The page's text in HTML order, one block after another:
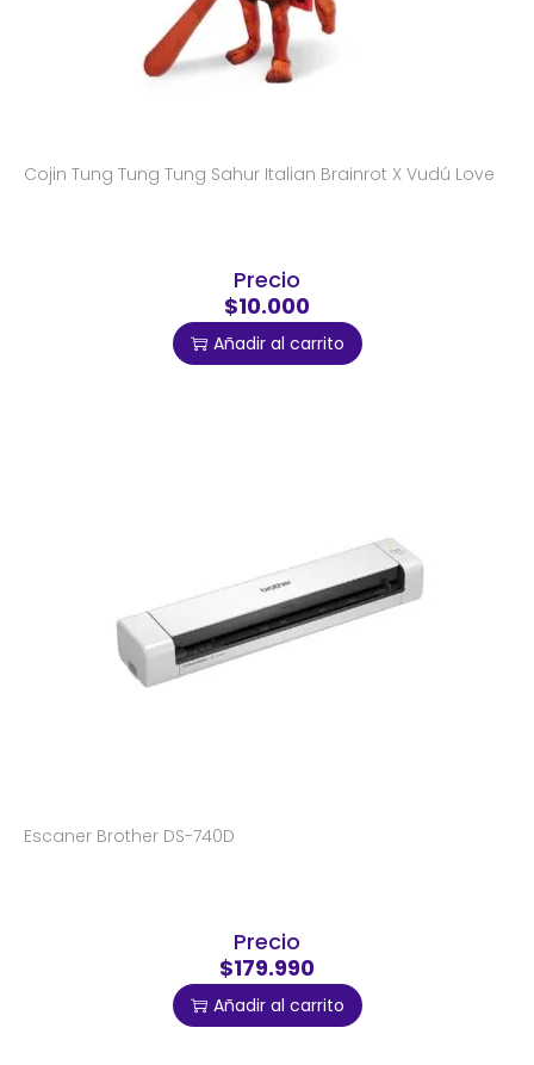
Cojin Tung Tung Tung Sahur Italian Brainrot X Vudú Love
Precio
$10.000
Añadir al carrito
Escaner Brother DS-740D
Precio
$179.990
Añadir al carrito